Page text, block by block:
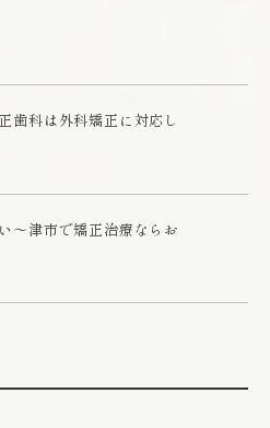
歯科は外科矯正に対応し
～津市で矯正治療ならお